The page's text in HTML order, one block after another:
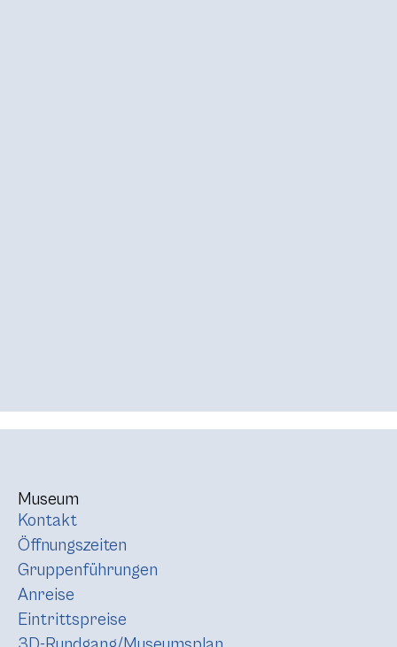
Museum
Kontakt
Öffnungszeiten
Gruppenführungen
Anreise
Eintrittspreise